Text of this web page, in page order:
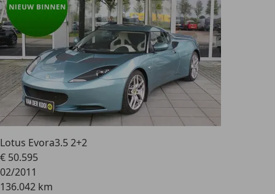
Lotus Evora3.5 2+2
€ 50.595
02/2011
136.042 km